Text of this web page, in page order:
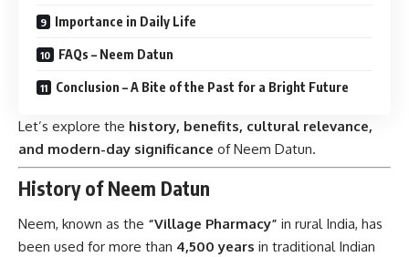
Importance in Daily Life
FAQs – Neem Datun
Conclusion – A Bite of the Past for a Bright Future
Let’s explore the history, benefits, cultural relevance,
and modern-day significance of Neem Datun.
History of Neem Datun
Neem, known as the “Village Pharmacy” in rural India, has
been used for more than 4,500 years in traditional Indian